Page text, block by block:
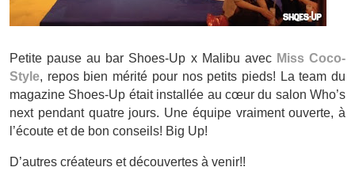
Petite pause au bar Shoes-Up x Malibu avec Miss Coco-
Style, repos bien mérité pour nos petits pieds! La team du
magazine Shoes-Up était installée au cœur du salon Who’s
next pendant quatre jours. Une équipe vraiment ouverte, à
l’écoute et de bon conseils! Big Up!
D’autres créateurs et découvertes à venir!!